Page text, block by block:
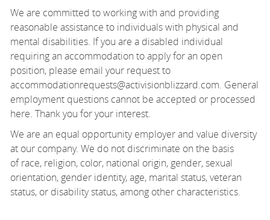
We are committed to working with and providing
reasonable assistance to individuals with physical and
mental disabilities. If you are a disabled individual
requiring an accommodation to apply for an open
position, please email your request to
accommodationrequests@activisionblizzard.com. General
employment questions cannot be accepted or processed
here. Thank you for your interest.
We are an equal opportunity employer and value diversity
at our company. We do not discriminate on the basis
of race, religion, color, national origin, gender, sexual
orientation, gender identity, age, marital status, veteran
status, or disability status, among other characteristics.